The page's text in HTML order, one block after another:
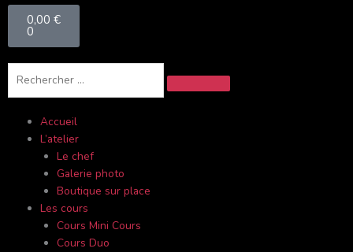
0,00 €
0
Panier
Accueil
L’atelier
Le chef
Galerie photo
Boutique sur place
Les cours
Cours Mini Cours
Cours Duo